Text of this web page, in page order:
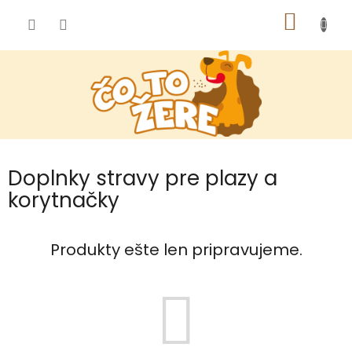
Doplnky stravy pre plazy a
korytnačky
Produkty ešte len pripravujeme.